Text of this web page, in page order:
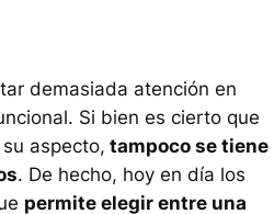
demasiada atención en
Si bien es cierto que
aspecto, tampoco se tiene
. De hecho, hoy en día los
permite elegir entre una